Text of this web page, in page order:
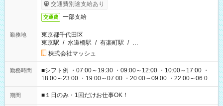
交通費別途支給あり
交通費 一部支給
勤務地
東京都千代田区
東京駅 / 水道橋駅 / 有楽町駅 / …
株式会社マッシュ
勤務時間
■シフト例 ・07:00～19:30 ・09:00～12:00 ・10:00～17:00 ・
18:00～23:00 ・19:00～07:00 ・20:00～09:00 ・22:00～06:00
etc ★最短で3時間で5,120円のお仕事から 15時間で2万円近く稼
げるお仕事も！ ご希望のお時間に合わせてご紹介！ ※シフトは
期間 ■１日のみ・1回だけお仕事OK！